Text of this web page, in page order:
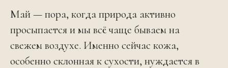
Май — пора, когда природа активно
просыпается и мы всё чаще бываем на
свежем воздухе. Именно сейчас кожа,
особенно склонная к сухости, нуждается в